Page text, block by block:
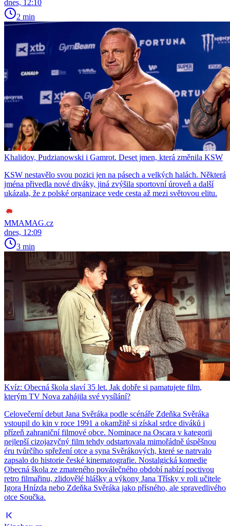
dnes, 12:10
2 min
Khalidov, Pudzianowski i Gamrot. Deset jmen, která změnila KSW
KSW nestavělo svou pozici jen na pásech a velkých halách. Některá
jména přivedla nové diváky, jiná zvýšila sportovní úroveň a další
ukázala, že z polské organizace vede cesta až mezi světovou elitu.
MMAMAG.cz
dnes, 12:09
3 min
Kvíz: Obecná škola slaví 35 let. Jak dobře si pamatujete film,
kterým TV Nova zahájila své vysílání?
Celovečerní debut Jana Svěráka podle scénáře Zdeňka Svěráka
vstoupil do kin v roce 1991 a okamžitě si získal srdce diváků i
přízeň zahraniční filmové obce. Nominace na Oscara v kategorii
nejlepší cizojazyčný film tehdy odstartovala mimořádně úspěšnou
éru tvůrčího spřežení otce a syna Svěrákových, které se natrvalo
zapsalo do historie české kinematografie. Nostalgická komedie
Obecná škola ze zmateného poválečného období nabízí poctivou
retro filmařinu, zlidovělé hlášky a výkony Jana Třísky v roli učitele
Igora Hnízda nebo Zdeňka Svěráka jako přísného, ale spravedlivého
otce Součka.